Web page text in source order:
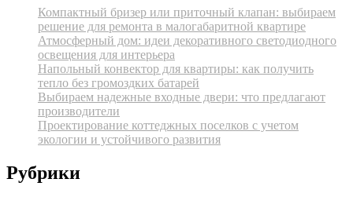
Компактный бризер или приточный клапан: выбираем
решение для ремонта в малогабаритной квартире
Атмосферный дом: идеи декоративного светодиодного
освещения для интерьера
Напольный конвектор для квартиры: как получить
тепло без громоздких батарей
Выбираем надежные входные двери: что предлагают
производители
Проектирование коттеджных поселков с учетом
экологии и устойчивого развития
Рубрики